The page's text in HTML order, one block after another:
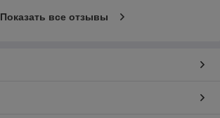
Показать все отзывы